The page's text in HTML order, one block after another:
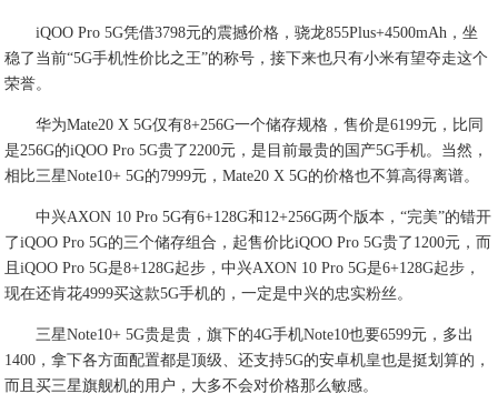
iQOO Pro 5G凭借3798元的震撼价格，骁龙855Plus+4500mAh，坐
稳了当前“5G手机性价比之王”的称号，接下来也只有小米有望夺走这个
荣誉。
华为Mate20 X 5G仅有8+256G一个储存规格，售价是6199元，比同
是256G的iQOO Pro 5G贵了2200元，是目前最贵的国产5G手机。当然，
相比三星Note10+ 5G的7999元，Mate20 X 5G的价格也不算高得离谱。
中兴AXON 10 Pro 5G有6+128G和12+256G两个版本，“完美”的错开
了iQOO Pro 5G的三个储存组合，起售价比iQOO Pro 5G贵了1200元，而
且iQOO Pro 5G是8+128G起步，中兴AXON 10 Pro 5G是6+128G起步，
现在还肯花4999买这款5G手机的，一定是中兴的忠实粉丝。
三星Note10+ 5G贵是贵，旗下的4G手机Note10也要6599元，多出
1400，拿下各方面配置都是顶级、还支持5G的安卓机皇也是挺划算的，
而且买三星旗舰机的用户，大多不会对价格那么敏感。